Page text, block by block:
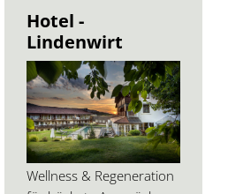
Hotel -
Lindenwirt
Wellness & Regeneration